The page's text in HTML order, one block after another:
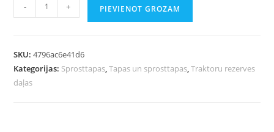
- + PIEVIENOT GROZAM
SKU:4796ac6e41d6
Kategorijas: Sprosttapas,Tapas un sprosttapas,Traktoru rezerves
daļas